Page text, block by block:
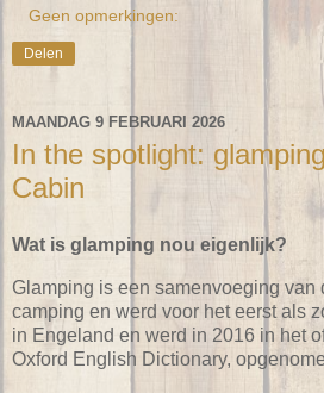
Geen opmerkingen:
Delen
MAANDAG 9 FEBRUARI 2026
In the spotlight:
Cabin
Wat is glamping nou eigenlijk?
Glamping is een samenvoeging van
camping en werd voor het eerst als
in Engeland en werd in 2016 in het
Oxford English Dictionary,